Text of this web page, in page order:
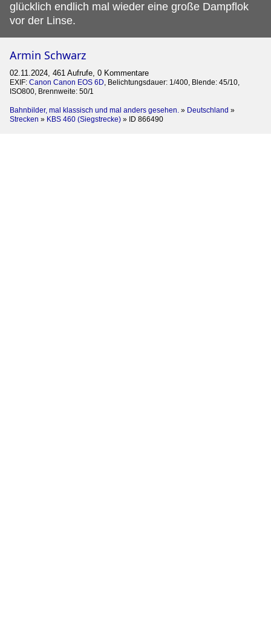
glücklich endlich mal wieder eine große Dampflok
vor der Linse.
Armin Schwarz
02.11.2024, 461 Aufrufe, 0 Kommentare
EXIF: Canon Canon EOS 6D, Belichtungsdauer: 1/400, Blende: 45/10,
ISO800, Brennweite: 50/1
Bahnbilder, mal klassisch und mal anders gesehen. » Deutschland »
Strecken » KBS 460 (Siegstrecke) » ID 866490